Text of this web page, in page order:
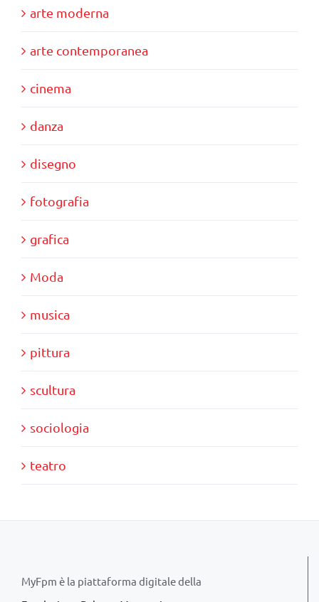
arte moderna
arte contemporanea
cinema
danza
disegno
fotografia
grafica
Moda
musica
pittura
scultura
sociologia
teatro
MyFpm è la piattaforma digitale della